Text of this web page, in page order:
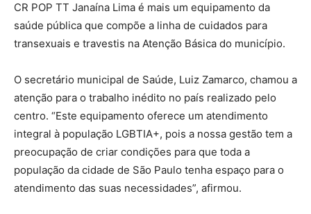
CR POP TT Janaína Lima é mais um equipamento da
saúde pública que compõe a linha de cuidados para
transexuais e travestis na Atenção Básica do município.
O secretário municipal de Saúde, Luiz Zamarco, chamou a
atenção para o trabalho inédito no país realizado pelo
centro. “Este equipamento oferece um atendimento
integral à população LGBTIA+, pois a nossa gestão tem a
preocupação de criar condições para que toda a
população da cidade de São Paulo tenha espaço para o
atendimento das suas necessidades”, afirmou.